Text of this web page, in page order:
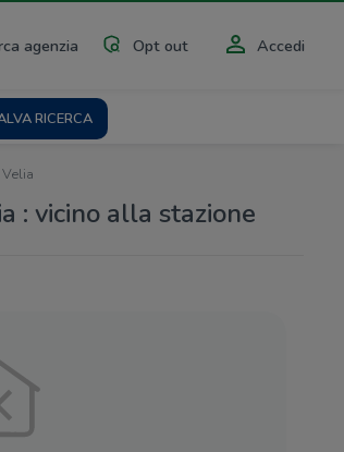
agenzia Opt out Accedi
RICERCA
: vicino alla stazione